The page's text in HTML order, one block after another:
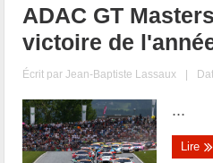
ADAC GT
victoire de
Écrit parJean-Baptiste Lassaux |
...
Lire